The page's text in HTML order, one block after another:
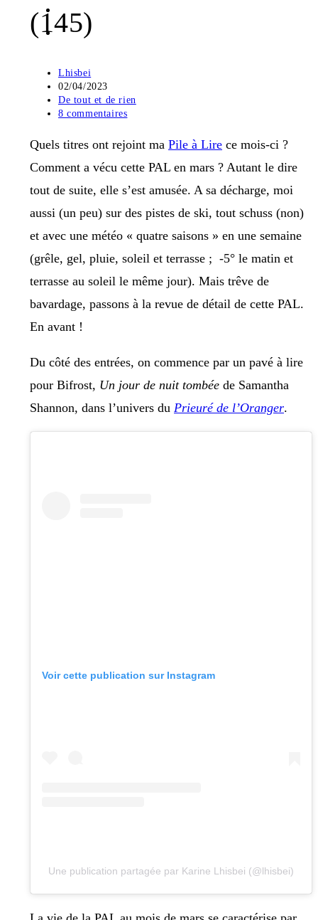
(145)
Auteur/autrice
de
la
publication :
Lhisbei
Publication
publiée :
02/04/2023
Post
category:
De tout et de rien
Commentaires
la
8 commentaires
Quels titres ont rejoint ma Pile à Lire ce mois-ci ?
Comment a vécu cette PAL en mars ? Autant le dire
tout de suite, elle s’est amusée. A sa décharge, moi
aussi (un peu) sur des pistes de ski, tout schuss (non)
et avec une météo « quatre saisons » en une semaine
(grêle, gel, pluie, soleil et terrasse ; -5° le matin et
terrasse au soleil le même jour). Mais trêve de
bavardage, passons à la revue de détail de cette PAL.
En avant !
Du côté des entrées, on commence par un pavé à lire
pour Bifrost, Un jour de nuit tombée de Samantha
Shannon, dans l’univers du Prieuré de l’Oranger.
Voir cette publication sur Instagram
Une publication partagée par Karine Lhisbei (@lhisbei)